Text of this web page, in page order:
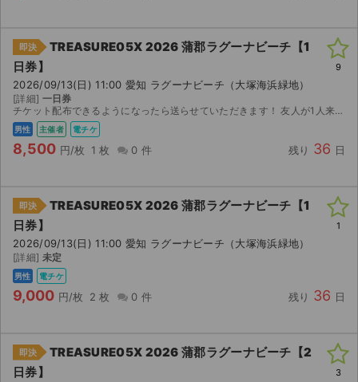
即決
TREASURE05X 2026 蒲郡ラグーナビーチ【1
日券】
2026/09/13(日) 11:00 愛知 ラグーナビーチ（大塚海浜緑地）
[詳細] 一日券
チケット配布できるようになったら送らせていただきます！ 友人が1人来れなくなりましたので出品させていただきます。
男性 主催者 電チケ
8,500 円/枚 1 枚 0 件 残り 36 日
9
即決
TREASURE05X 2026 蒲郡ラグーナビーチ【1
日券】
2026/09/13(日) 11:00 愛知 ラグーナビーチ（大塚海浜緑地）
[詳細] 未定
男性 電チケ
9,000 円/枚 2 枚 0 件 残り 36 日
1
即決
TREASURE05X 2026 蒲郡ラグーナビーチ【2
日券】
3